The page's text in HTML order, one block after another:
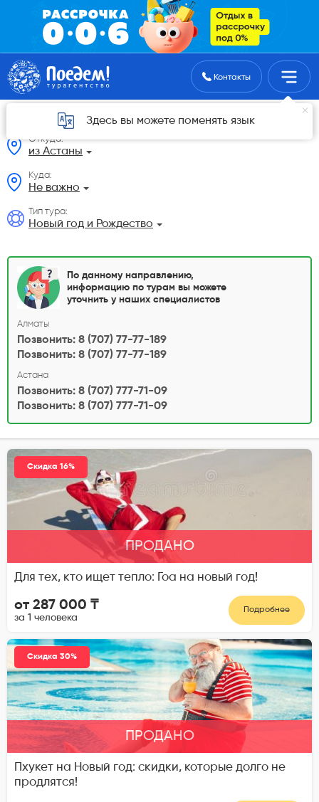
Поиск туровКонтакты
Здесь вы можете поменять язык
Новый год и Рождество из Астаны
Откуда:
из Астаны
Куда:
Не важно
Тип тура:
Новый год и Рождество
По данному направлению,
информацию по турам вы можете
уточнить у наших специалистов
Алматы
Позвонить: 8 (707) 77-77-189
Позвонить: 8 (707) 77-77-189
Астана
Позвонить: 8 (707) 777-71-09
Позвонить: 8 (707) 777-71-09
Скидка 16%
ПРОДАНО
Для тех, кто ищет тепло: Гоа на новый год!
от 287 000 ₸
за 1 человека
Подробнее
Скидка 30%
ПРОДАНО
Пхукет на Новый год: скидки, которые долго не
продлятся!